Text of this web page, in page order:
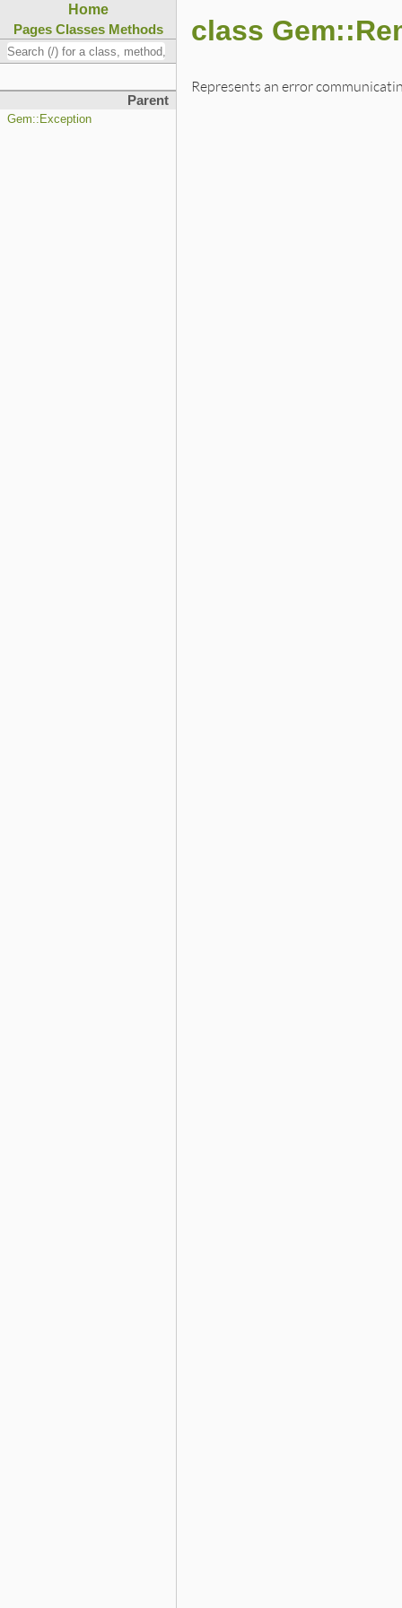
Home
Pages Classes Methods
Parent
Gem::Exception
class
Represents an error